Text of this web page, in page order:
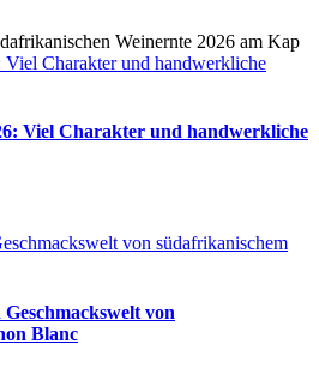
Viel Charakter und handwerkliche
Viel Charakter und handwerkliche
von südafrikanischem
von
Blanc